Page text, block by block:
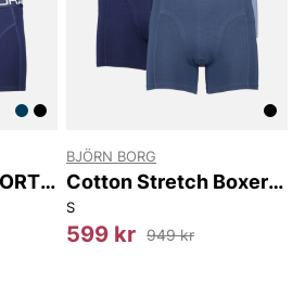
BJÖRN BORG
Cotton Stretch Boxer
7P
S
599 kr 949 kr